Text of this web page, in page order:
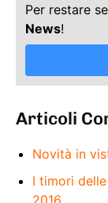
Per restare
News!
Articoli
Novità in
I timori
2016